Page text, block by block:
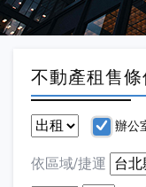
不動產租售
辦公
依區域/捷運